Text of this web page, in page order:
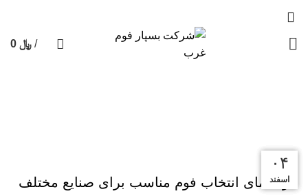
/ ﷼
راهنمای انتخاب فوم مناسب برای صنایع مختلف
۱۷
اردیبهشت
۰۶
اردیبهشت
۱۴
اسفند
۰۴
اسفند